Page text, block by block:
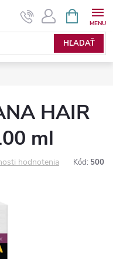
HĽADAŤ
KOŠÍK
HAIR
ml
hodnotenia Kód: 500